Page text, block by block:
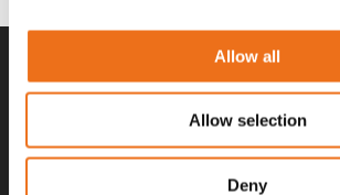
Allow all
Allow selection
Deny